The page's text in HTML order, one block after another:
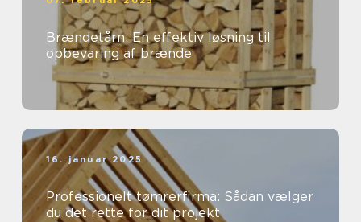
Brændetårn: En effektiv løsning til
opbevaring af brænde
16. januar 2025
Professionelt tømrerfirma: Sådan vælger
du det rette for dit projekt